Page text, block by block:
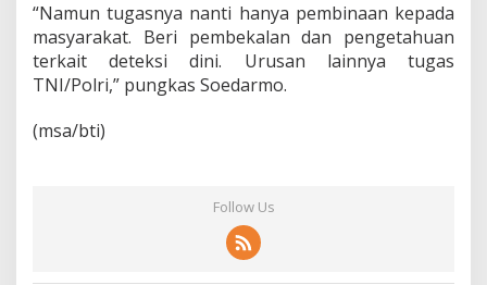
“Namun tugasnya nanti hanya pembinaan kepada
masyarakat. Beri pembekalan dan pengetahuan
terkait deteksi dini. Urusan lainnya tugas
TNI/Polri,” pungkas Soedarmo.
(msa/bti)
Follow Us